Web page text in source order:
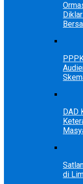
DAD
di